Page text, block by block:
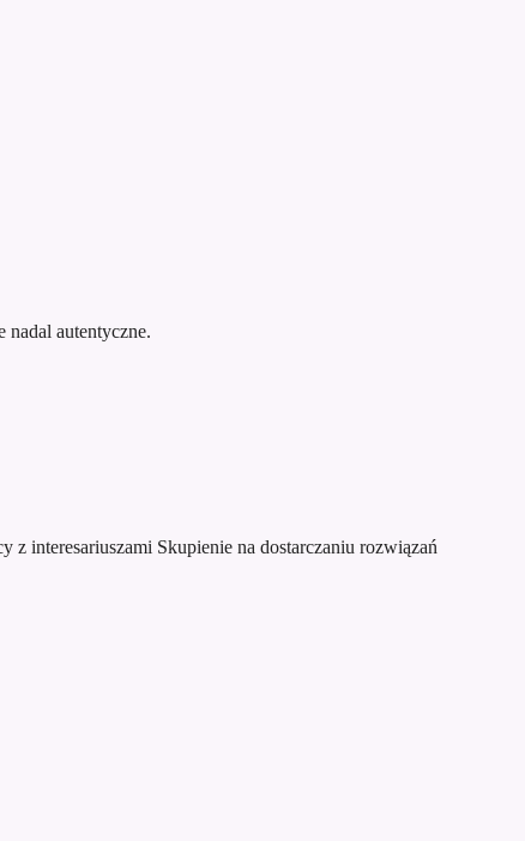
nadal autentyczne.
z interesariuszami Skupienie na dostarczaniu rozwiązań